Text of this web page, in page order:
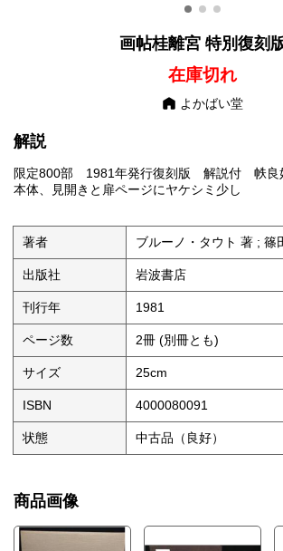
画帖桂離宮 特別復刻
在庫切れ
よかばい堂
解説
限定800部 1981年発行復刻版 解説付 帙
本体、見開きと扉ページにヤケシミ少し
著者 ブルーノ・タウト 著 ; 篠
出版社 岩波書店
刊行年 1981
ページ数 2冊 (別冊とも)
サイズ 25cm
ISBN 4000080091
状態 中古品（良好）
商品画像